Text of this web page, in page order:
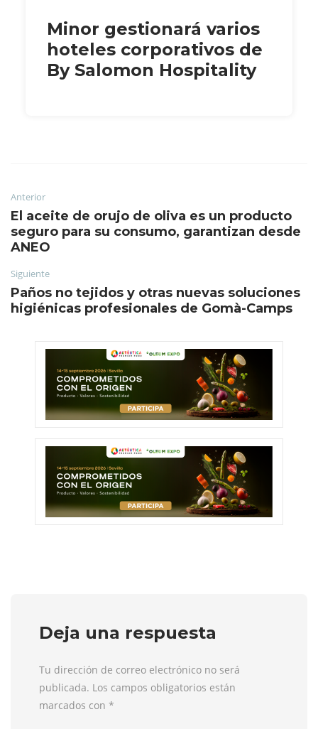
Minor gestionará varios
hoteles corporativos de
By Salomon Hospitality
Anterior
El aceite de orujo de oliva es un producto
seguro para su consumo, garantizan desde
ANEO
Siguiente
Paños no tejidos y otras nuevas soluciones
higiénicas profesionales de Gomà-Camps
Deja una respuesta
Tu dirección de correo electrónico no será
publicada. Los campos obligatorios están
marcados con *